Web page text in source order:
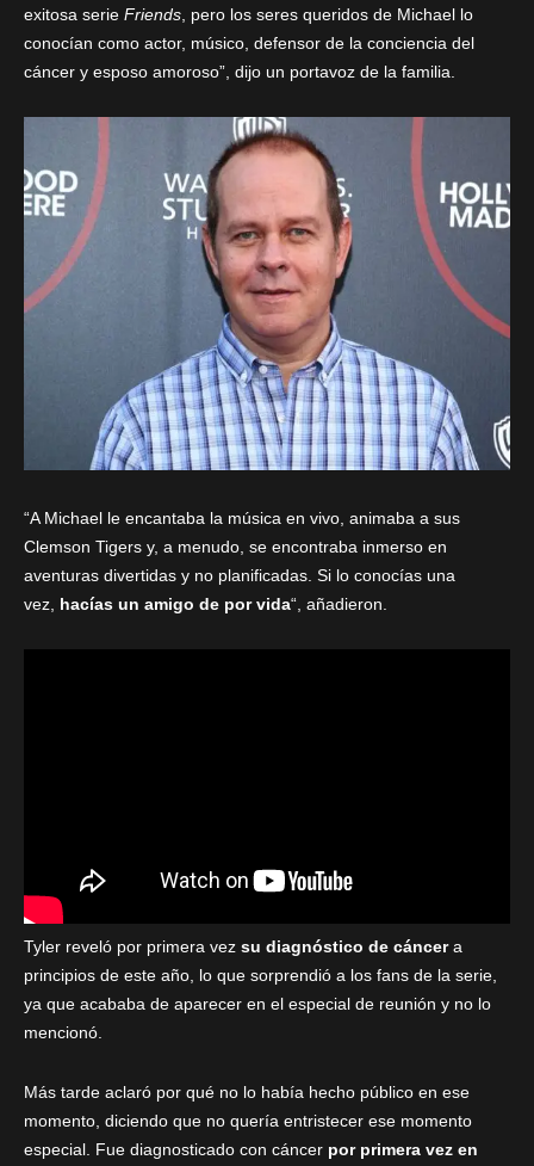
exitosa serie Friends, pero los seres queridos de Michael lo
conocían como actor, músico, defensor de la conciencia del
cáncer y esposo amoroso”, dijo un portavoz de la familia.
“A Michael le encantaba la música en vivo, animaba a sus
Clemson Tigers y, a menudo, se encontraba inmerso en
aventuras divertidas y no planificadas. Si lo conocías una
vez, hacías un amigo de por vida“, añadieron.
Tyler reveló por primera vez su diagnóstico de cáncera
principios de este año, lo que sorprendió a los fans de la serie,
ya que acababa de aparecer en el especial de reunión y no lo
mencionó.
Más tarde aclaró por qué no lo había hecho público en ese
momento, diciendo que no quería entristecer ese momento
especial. Fue diagnosticado con cáncer por primera vez en